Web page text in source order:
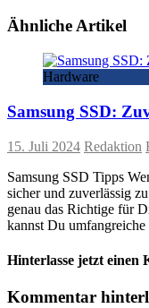
Ähnliche Artikel
Hardware
Samsung SSD:
15. Juli 2024 Redaktion
Samsung SSD Tipps
sicher und zuverlässig
genau das Richtige für
kannst Du
Hinterlasse jetzt einen
Kommentar